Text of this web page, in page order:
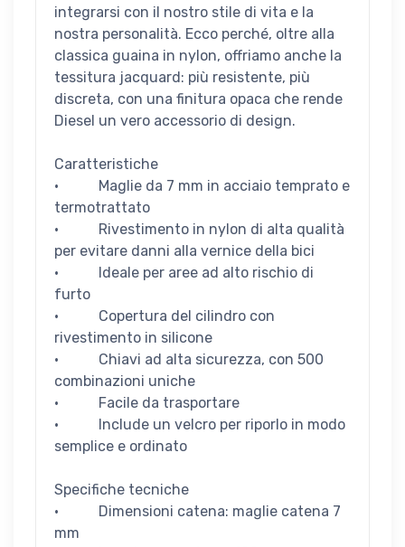
integrarsi con il nostro stile di vita e la
nostra personalità. Ecco perché, oltre alla
classica guaina in nylon, offriamo anche la
tessitura jacquard: più resistente, più
discreta, con una finitura opaca che rende
Diesel un vero accessorio di design.
Caratteristiche
· Maglie da 7 mm in acciaio temprato e
termotrattato
· Rivestimento in nylon di alta qualità
per evitare danni alla vernice della bici
· Ideale per aree ad alto rischio di
furto
· Copertura del cilindro con
rivestimento in silicone
· Chiavi ad alta sicurezza, con 500
combinazioni uniche
· Facile da trasportare
· Include un velcro per riporlo in modo
semplice e ordinato
Specifiche tecniche
· Dimensioni catena: maglie catena 7
mm